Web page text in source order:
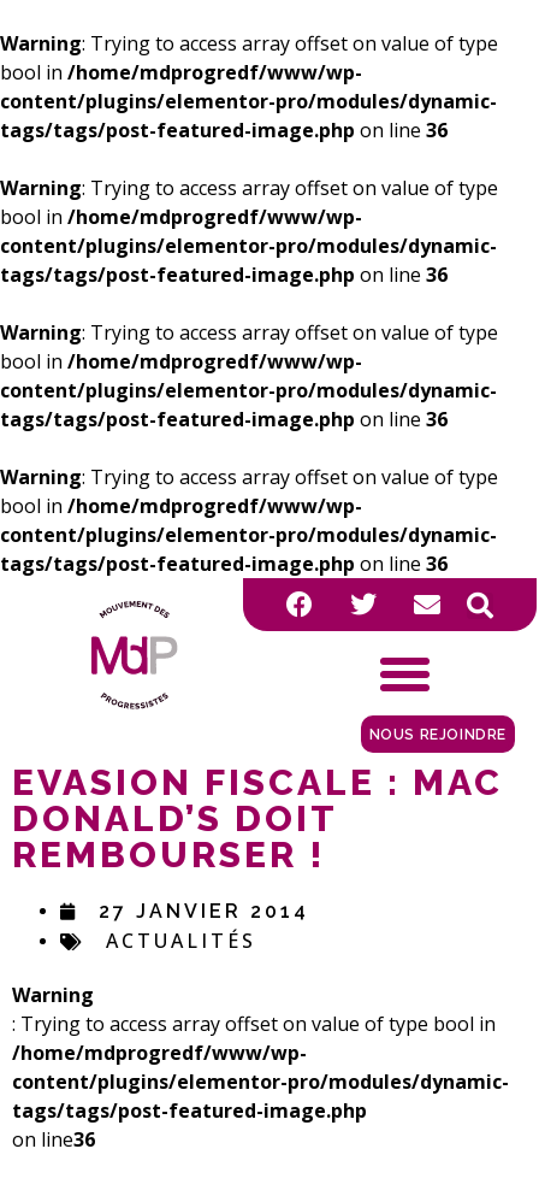
Warning: Trying to access array offset on value of type
bool in /home/mdprogredf/www/wp-
content/plugins/elementor-pro/modules/dynamic-
tags/tags/post-featured-image.php on line 36
Warning: Trying to access array offset on value of type
bool in /home/mdprogredf/www/wp-
content/plugins/elementor-pro/modules/dynamic-
tags/tags/post-featured-image.php on line 36
Warning: Trying to access array offset on value of type
bool in /home/mdprogredf/www/wp-
content/plugins/elementor-pro/modules/dynamic-
tags/tags/post-featured-image.php on line 36
Warning: Trying to access array offset on value of type
bool in /home/mdprogredf/www/wp-
content/plugins/elementor-pro/modules/dynamic-
tags/tags/post-featured-image.php on line 36
NOUS REJOINDRE
Warning
: Trying to access array offset on value of type bool in
/home/mdprogredf/www/wp-
content/plugins/elementor-pro/modules/dynamic-
tags/tags/post-featured-image.php
on line36
EVASION FISCALE : MAC
DONALD’S DOIT
REMBOURSER !
27 JANVIER 2014
ACTUALITÉS